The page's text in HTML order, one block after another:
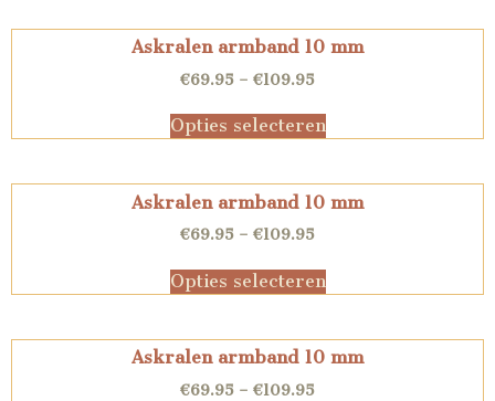
Askralen armband 10 mm
€69.95 – €109.95
Opties selecteren
Askralen armband 10 mm
€69.95 – €109.95
Opties selecteren
Askralen armband 10 mm
€69.95 – €109.95